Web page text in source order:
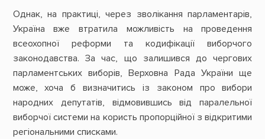
Однак, на практиці, через зволікання парламентарів,
Україна вже втратила можливість на проведення
всеохопної реформи та кодифікації виборчого
законодавства. За час, що залишився до чергових
парламентських виборів, Верховна Рада України ще
може, хоча б визначитись із законом про вибори
народних депутатів, відмовившись від паралельної
виборчої системи на користь пропорційної з відкритими
регіональними списками.